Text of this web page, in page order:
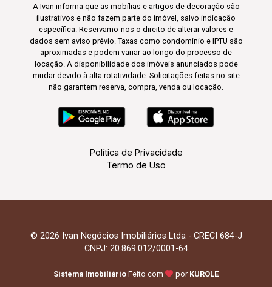
A Ivan informa que as mobílias e artigos de decoração são
ilustrativos e não fazem parte do imóvel, salvo indicação
específica. Reservamo-nos o direito de alterar valores e
dados sem aviso prévio. Taxas como condomínio e IPTU são
aproximadas e podem variar ao longo do processo de
locação. A disponibilidade dos imóveis anunciados pode
mudar devido à alta rotatividade. Solicitações feitas no site
não garantem reserva, compra, venda ou locação.
Política de Privacidade
Termo de Uso
© 2026 Ivan Negócios Imobiliários Ltda - CRECI 684-J
CNPJ: 20.869.012/0001-64
Sistema Imobiliário Feito com por KUROLE